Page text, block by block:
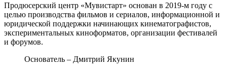
Продюсерский центр «Мувистарт» основан в 2019-м году с
целью производства фильмов и сериалов, информационной и
юридической поддержки начинающих кинематографистов,
экспериментальных киноформатов, организации фестивалей
и форумов.
Основатель – Дмитрий Якунин